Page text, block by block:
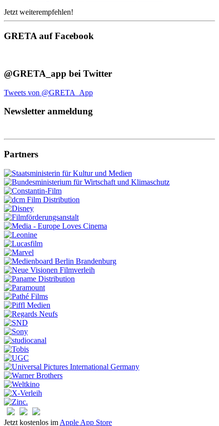
Jetzt weiterempfehlen!
GRETA auf Facebook
@GRETA_app bei Twitter
Tweets von @GRETA_App
Newsletter anmeldung
Partners
Jetzt kostenlos im Apple App Store